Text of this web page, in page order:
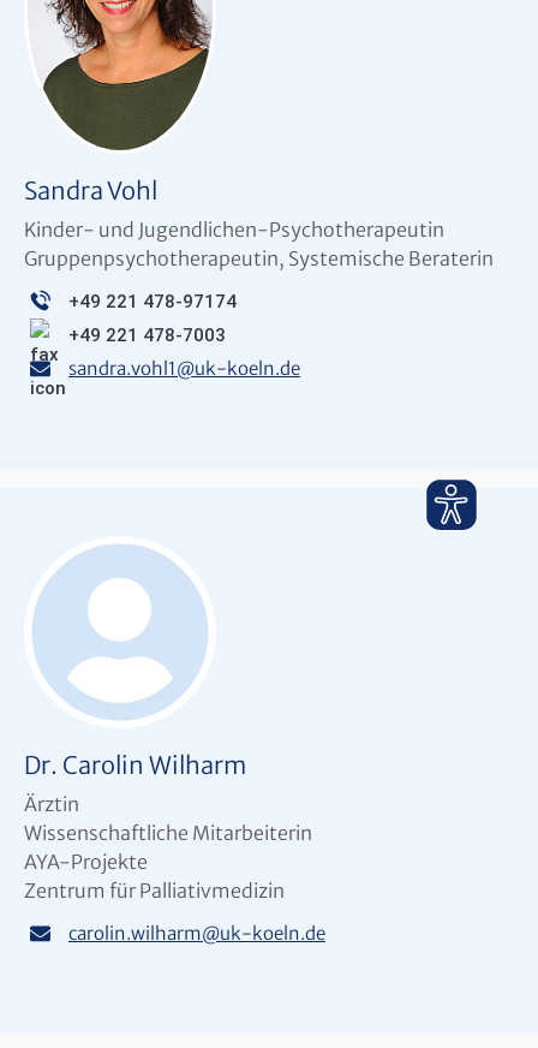
Sandra Vohl
Kinder- und Jugendlichen-Psychotherapeutin
Gruppenpsychotherapeutin, Systemische Beraterin
+49 221 478-97174
+49 221 478-7003
sandra.vohl1@uk-koeln.de
Dr. Carolin Wilharm
Ärztin
Wissenschaftliche Mitarbeiterin
AYA-Projekte
Zentrum für Palliativmedizin
carolin.wilharm@uk-koeln.de